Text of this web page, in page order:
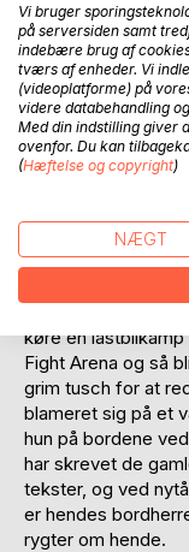
BESKRIVELSE
Bibliotekaren
mærkelige
redde det lokale
køre en
Fight Arena og så
grim tusch for at
blameret sig på et
hun på bordene
har skrevet de
tekster, og ved
er hendes
rygter om hende.
Vi bruger
på serversiden samt
indebære brug af
tværs af enheder. Vi
(videoplatforme) på
videre databehandling
Med din indstilling giver
ovenfor. Du kan
(Hæftelse og copyright)
NÆGT